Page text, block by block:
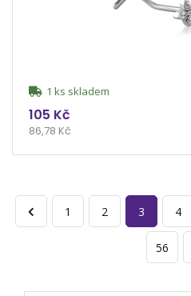
1 ks skladem
105 Kč
86,78 Kč
1 2 3 4
56